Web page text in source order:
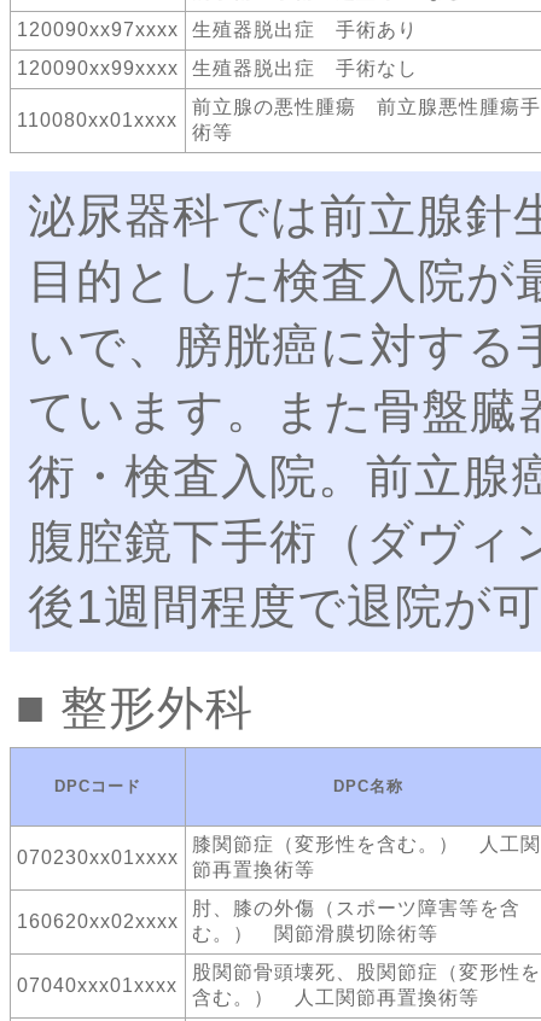
120090xx97xxxx
生殖器脱出症 手術あり
120090xx99xxxx
生殖器脱出症 手術なし
110080xx01xxxx
前立腺の悪性腫瘍 前立腺悪性腫瘍手
術等
泌尿器科では前立腺針
目的とした検査入院
いで、膀胱癌に対する
ています。また骨盤臓
術・検査入院。前立腺
腹腔鏡下手術（ダヴィ
後1週間程度で退院が
整形外科
DPCコード DPC名称
070230xx01xxxx
膝関節症（変形性を含む。） 人工関
節再置換術等
160620xx02xxxx
肘、膝の外傷（スポーツ障害等を含
む。） 関節滑膜切除術等
07040xxx01xxxx
股関節骨頭壊死、股関節症（変形性を
含む。） 人工関節再置換術等